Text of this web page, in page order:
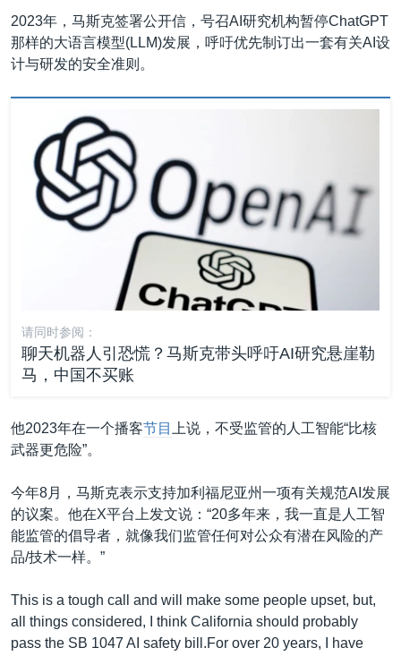
2023年，马斯克签署公开信，号召AI研究机构暂停ChatGPT
那样的大语言模型(LLM)发展，呼吁优先制订出一套有关AI设
计与研发的安全准则。
请同时参阅：
聊天机器人引恐慌？马斯克带头呼吁AI研究悬崖勒
马，中国不买账
他2023年在一个播客节目 上说，不受监管的人工智能“比核
武器更危险”。
今年8月，马斯克表示支持加利福尼亚州一项有关规范AI发展
的议案。他在X平台上发文说：“20多年来，我一直是人工智
能监管的倡导者，就像我们监管任何对公众有潜在风险的产
品/技术一样。”
This is a tough call and will make some people upset, but,
all things considered, I think California should probably
pass the SB 1047 AI safety bill.For over 20 years, I have